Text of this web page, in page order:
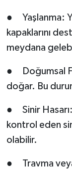
● Yaşlanma:
kapaklarını
meydana
● Doğumsal
doğar. Bu
● Sinir Hasarı:
kontrol eden
olabilir.
● Travma